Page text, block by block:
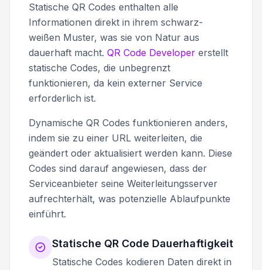
Statische QR Codes enthalten alle
Informationen direkt in ihrem schwarz-
weißen Muster, was sie von Natur aus
dauerhaft macht. QR Code Developer erstellt
statische Codes, die unbegrenzt
funktionieren, da kein externer Service
erforderlich ist.
Dynamische QR Codes funktionieren anders,
indem sie zu einer URL weiterleiten, die
geändert oder aktualisiert werden kann. Diese
Codes sind darauf angewiesen, dass der
Serviceanbieter seine Weiterleitungsserver
aufrechterhält, was potenzielle Ablaufpunkte
einführt.
Statische QR Code Dauerhaftigkeit
Statische Codes kodieren Daten direkt in